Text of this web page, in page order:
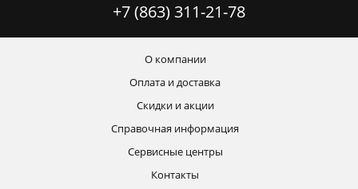
+7 (863) 311-21-78
О компании
Оплата и доставка
Скидки и акции
Справочная информация
Сервисные центры
Контакты